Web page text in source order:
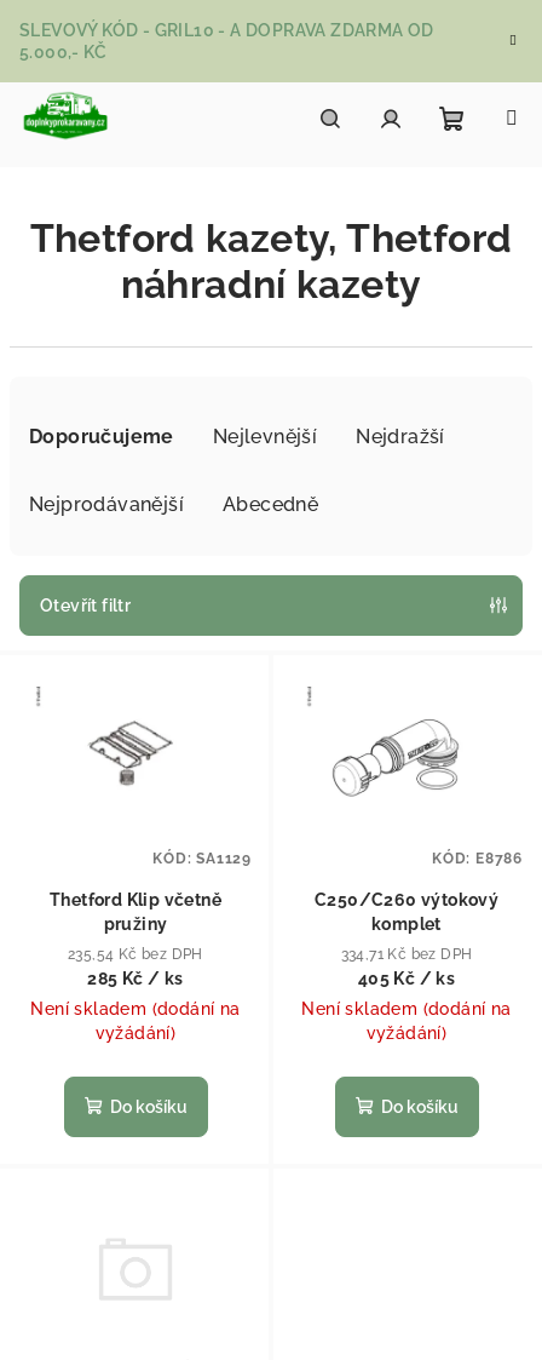
SLEVOVÝ KÓD - GRIL10 - A DOPRAVA ZDARMA OD
5.000,- KČ
Thetford kazety, Thetford
náhradní kazety
Doporučujeme Nejlevnější Nejdražší
Nejprodávanější Abecedně
Otevřít filtr
Thetford Klip včetně
pružiny
235,54 Kč bez DPH
285 Kč/ ks
Není skladem (dodání na
vyžádání)
Do košíku
KÓD:SA1129
C250/C260 výtokový
komplet
334,71 Kč bez DPH
405 Kč / ks
Není skladem (dodání na
vyžádání)
Do košíku
KÓD: E8786